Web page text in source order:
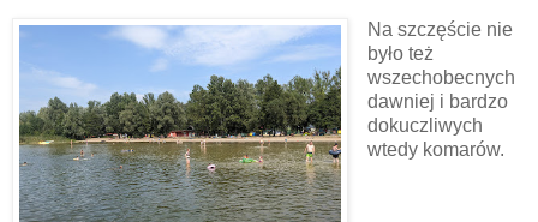
Na szczęście nie
było też
wszechobecnych
dawniej i bardzo
dokuczliwych
wtedy komarów.